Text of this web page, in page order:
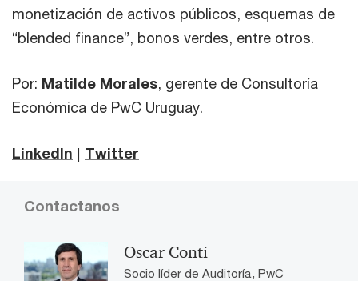
monetización de activos públicos, esquemas de
“blended finance”, bonos verdes, entre otros.
Por: Matilde Morales, gerente de Consultoría
Económica de PwC Uruguay.
LinkedIn | Twitter
Contactanos
Oscar Conti
Socio líder de Auditoría, PwC